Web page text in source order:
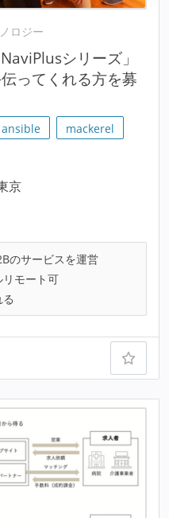
ロジー
シリーズ」
ってくれる方を募
ansible
mackerel
京
のサービスを運営
リモート可